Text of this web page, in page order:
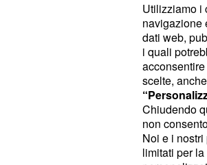
ideale nel 4-3-
stagione ha
Abraham nel
La Roma
euro. Dalla
potrebbe
giallorossa: si
Utilizziamo i
navigazione
dati web,
i quali
scelte,
Chiudendo
non
Noi e i
limitati per